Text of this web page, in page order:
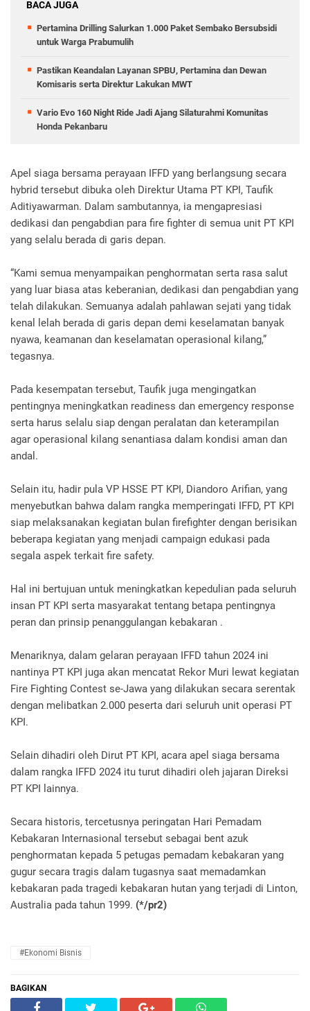
BACA JUGA
Pertamina Drilling Salurkan 1.000 Paket Sembako Bersubsidi
untuk Warga Prabumulih
Pastikan Keandalan Layanan SPBU, Pertamina dan Dewan
Komisaris serta Direktur Lakukan MWT
Vario Evo 160 Night Ride Jadi Ajang Silaturahmi Komunitas
Honda Pekanbaru
Apel siaga bersama perayaan IFFD yang berlangsung secara
hybrid tersebut dibuka oleh Direktur Utama PT KPI, Taufik
Aditiyawarman. Dalam sambutannya, ia mengapresiasi
dedikasi dan pengabdian para fire fighter di semua unit PT KPI
yang selalu berada di garis depan.
“Kami semua menyampaikan penghormatan serta rasa salut
yang luar biasa atas keberanian, dedikasi dan pengabdian yang
telah dilakukan. Semuanya adalah pahlawan sejati yang tidak
kenal lelah berada di garis depan demi keselamatan banyak
nyawa, keamanan dan keselamatan operasional kilang,”
tegasnya.
Pada kesempatan tersebut, Taufik juga mengingatkan
pentingnya meningkatkan readiness dan emergency response
serta harus selalu siap dengan peralatan dan keterampilan
agar operasional kilang senantiasa dalam kondisi aman dan
andal.
Selain itu, hadir pula VP HSSE PT KPI, Diandoro Arifian, yang
menyebutkan bahwa dalam rangka memperingati IFFD, PT KPI
siap melaksanakan kegiatan bulan firefighter dengan berisikan
beberapa kegiatan yang menjadi campaign edukasi pada
segala aspek terkait fire safety.
Hal ini bertujuan untuk meningkatkan kepedulian pada seluruh
insan PT KPI serta masyarakat tentang betapa pentingnya
peran dan prinsip penanggulangan kebakaran .
Menariknya, dalam gelaran perayaan IFFD tahun 2024 ini
nantinya PT KPI juga akan mencatat Rekor Muri lewat kegiatan
Fire Fighting Contest se-Jawa yang dilakukan secara serentak
dengan melibatkan 2.000 peserta dari seluruh unit operasi PT
KPI.
Selain dihadiri oleh Dirut PT KPI, acara apel siaga bersama
dalam rangka IFFD 2024 itu turut dihadiri oleh jajaran Direksi
PT KPI lainnya.
Secara historis, tercetusnya peringatan Hari Pemadam
Kebakaran Internasional tersebut sebagai bent azuk
penghormatan kepada 5 petugas pemadam kebakaran yang
gugur secara tragis dalam tugasnya saat memadamkan
kebakaran pada tragedi kebakaran hutan yang terjadi di Linton,
Australia pada tahun 1999. (*/pr2)
#Ekonomi Bisnis
BAGIKAN